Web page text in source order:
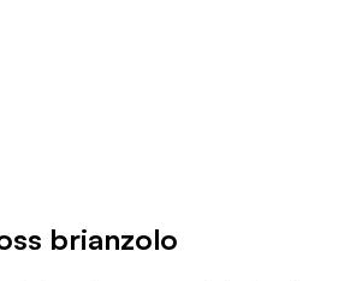
brianzolo